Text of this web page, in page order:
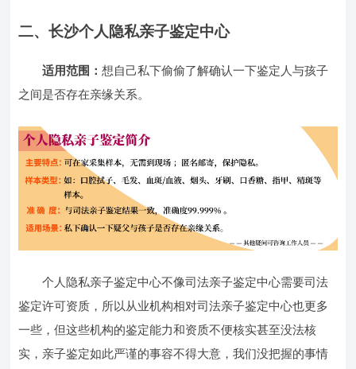
二、长沙个人隐私亲子鉴定中心
适用范围：想自己私下偷偷了解确认一下鉴定人与孩子
之间是否存在亲缘关系。
个人隐私亲子鉴定中心不像司法亲子鉴定中心需要司法
鉴定许可资质，所以从业机构相对司法亲子鉴定中心也更多
一些，但这些机构的鉴定能力和资质不便核实甚至没法核
实，亲子鉴定如此严谨的事容不得大意，我们没把握的事情